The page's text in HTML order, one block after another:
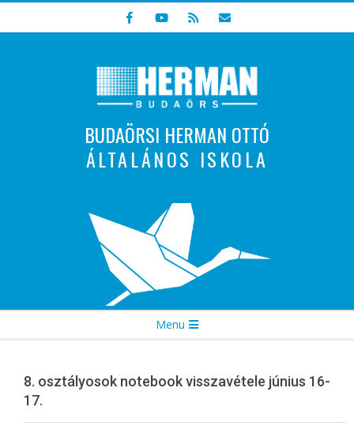
to
BUDAÖRSI HERMAN OTTÓ
ÁLTALÁNOS ISKOLA
Indulunk! Hamarosan újraindul oldalunk!
Menu
8. osztályosok notebook visszavétele június 16-
17.